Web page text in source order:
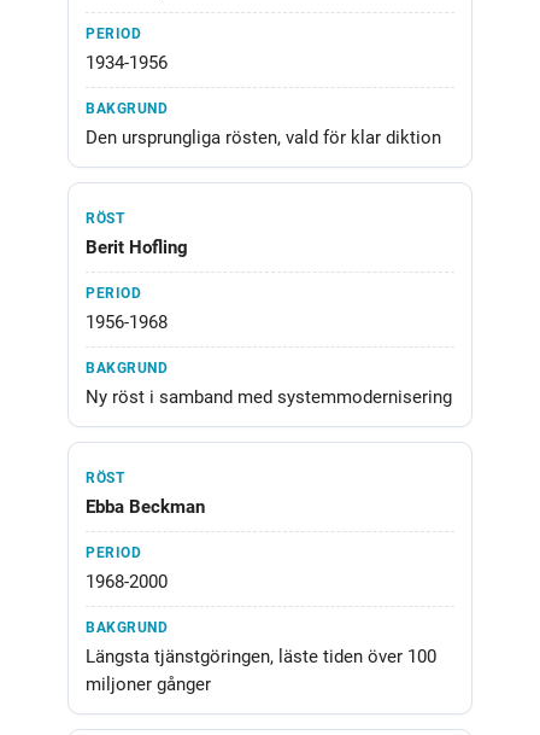
1934-1956
Den ursprungliga rösten, vald för klar diktion
Berit Hofling
1956-1968
Ny röst i samband med systemmodernisering
Ebba Beckman
1968-2000
Längsta tjänstgöringen, läste tiden över 100
miljoner gånger